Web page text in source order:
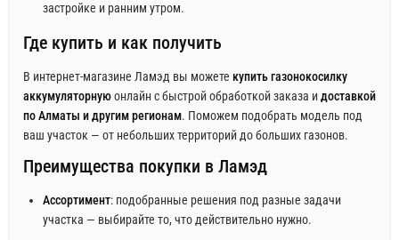
застройке и ранним утром.
Где купить и как получить
В интернет-магазине Ламэд вы можете купить газонокосилку
аккумуляторнуюонлайн с быстрой обработкой заказа и доставкой
по Алматы и другим регионам. Поможем подобрать модель под
ваш участок — от небольших территорий до больших газонов.
Преимущества покупки в Ламэд
Ассортимент: подобранные решения под разные задачи
участка — выбирайте то, что действительно нужно.